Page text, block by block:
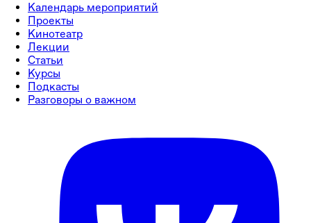
Календарь мероприятий
Проекты
Кинотеатр
Лекции
Статьи
Курсы
Подкасты
Разговоры о важном